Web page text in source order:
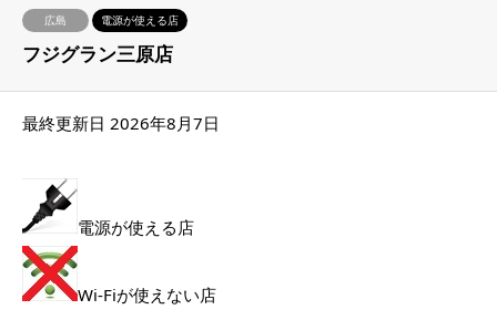
広島 電源が使える店
フジグラン三原店
最終更新日 2026年8月7日
電源が使える店
Wi-Fiが使えない店